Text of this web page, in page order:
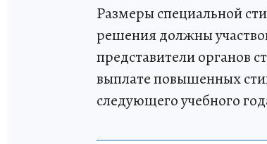
Размеры специальной
решения должны
представители органов
выплате повышенных
следующего учебного